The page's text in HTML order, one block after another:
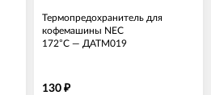
Термопредохранитель для
кофемашины NEC
172°C — ДАТМ019
130 ₽